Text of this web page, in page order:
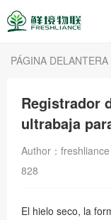
PÁGINA DELANTERA
Registrador
ultrabaja
Author：freshliance
828
El hielo seco, la